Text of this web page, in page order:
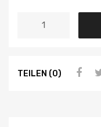
TEILEN (0)